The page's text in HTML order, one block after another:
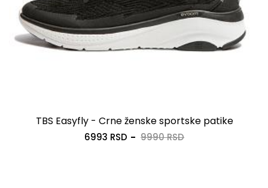
TBS Easyfly - Crne ženske sportske patike
6993 RSD 9990 RSD